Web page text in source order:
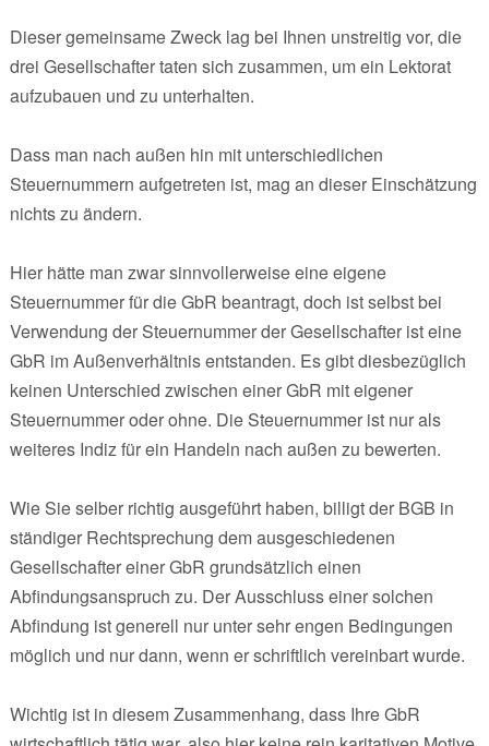
Dieser gemeinsame Zweck lag bei Ihnen unstreitig vor, die
drei Gesellschafter taten sich zusammen, um ein Lektorat
aufzubauen und zu unterhalten.
Dass man nach außen hin mit unterschiedlichen
Steuernummern aufgetreten ist, mag an dieser Einschätzung
nichts zu ändern.
Hier hätte man zwar sinnvollerweise eine eigene
Steuernummer für die GbR beantragt, doch ist selbst bei
Verwendung der Steuernummer der Gesellschafter ist eine
GbR im Außenverhältnis entstanden. Es gibt diesbezüglich
keinen Unterschied zwischen einer GbR mit eigener
Steuernummer oder ohne. Die Steuernummer ist nur als
weiteres Indiz für ein Handeln nach außen zu bewerten.
Wie Sie selber richtig ausgeführt haben, billigt der BGB in
ständiger Rechtsprechung dem ausgeschiedenen
Gesellschafter einer GbR grundsätzlich einen
Abfindungsanspruch zu. Der Ausschluss einer solchen
Abfindung ist generell nur unter sehr engen Bedingungen
möglich und nur dann, wenn er schriftlich vereinbart wurde.
Wichtig ist in diesem Zusammenhang, dass Ihre GbR